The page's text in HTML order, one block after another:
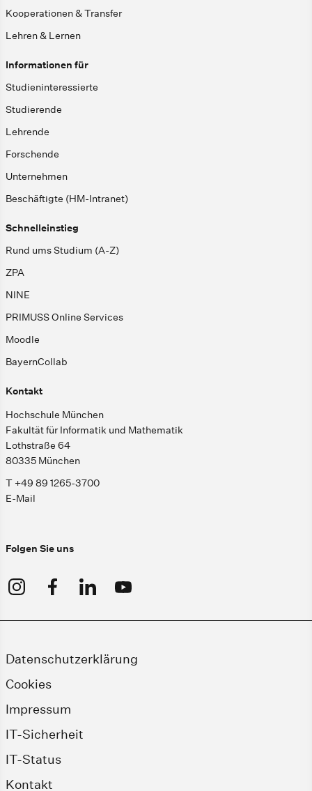
Kooperationen & Transfer
Lehren & Lernen
Informationen für
Studieninteressierte
Studierende
Lehrende
Forschende
Unternehmen
Beschäftigte (HM-Intranet)
Schnelleinstieg
Rund ums Studium (A-Z)
ZPA
NINE
PRIMUSS Online Services
Moodle
BayernCollab
Kontakt
Hochschule München
Fakultät für Informatik und Mathematik
Lothstraße 64
80335 München
T +49 89 1265-3700
E-Mail
Folgen Sie uns
Datenschutzerklärung
Cookies
Impressum
IT-Sicherheit
IT-Status
Kontakt